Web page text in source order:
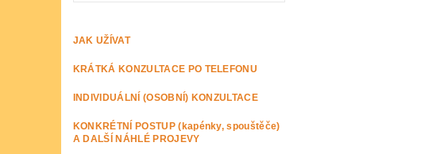
JAK UŽÍVAT
KRÁTKÁ KONZULTACE PO TELEFONU
INDIVIDUÁLNÍ (OSOBNÍ) KONZULTACE
KONKRÉTNÍ POSTUP (kapénky, spouštěče)
A DALŠÍ NÁHLÉ PROJEVY